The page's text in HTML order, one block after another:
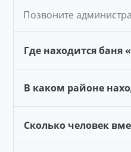
Позвоните
Где находится баня
В каком районе
Сколько человек